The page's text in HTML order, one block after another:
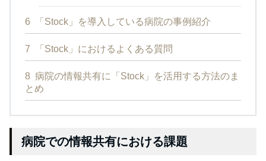
6 「Stock」を導入している病院の事例紹介
7 「Stock」におけるよくある質問
8 病院の情報共有に「Stock」を活用する方法のま
とめ
病院での情報共有における課題